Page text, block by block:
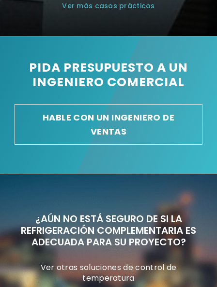
Ver más casos prácticos
PIDA PRESUPUESTO A UN
INGENIERO COMERCIAL
HABLE CON UN INGENIERO DE
VENTAS
¿AÚN NO ESTÁ SEGURO DE SI LA
REFRIGERACIÓN COMPLEMENTARIA ES
ADECUADA PARA SU PROYECTO?
Ver otras soluciones de control de
temperatura